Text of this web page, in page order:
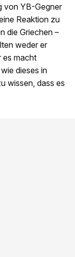
von YB-Gegner
Reaktion zu
die Griechen –
weder er
es macht
dieses in
wissen, dass es